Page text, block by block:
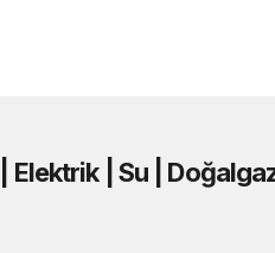
| Su |